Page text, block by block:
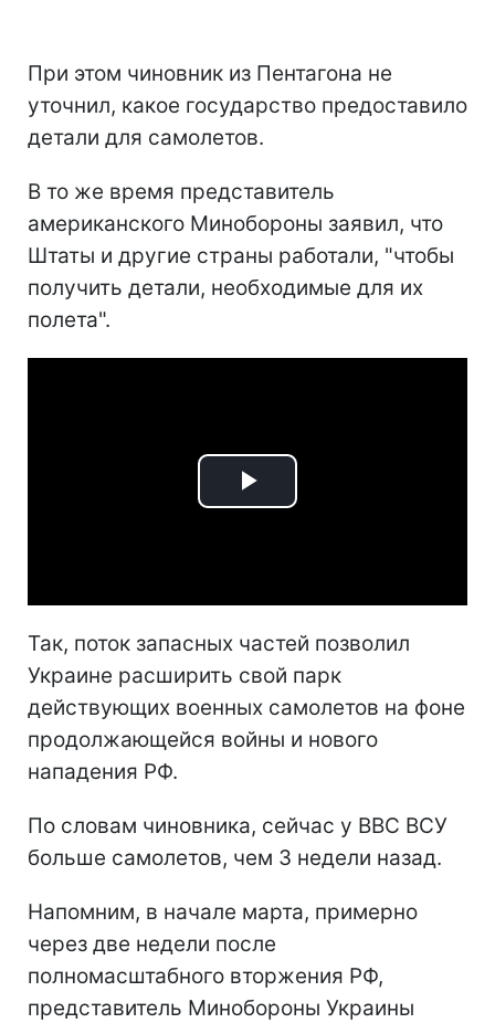
При этом чиновник из Пентагона не
уточнил, какое государство предоставило
детали для самолетов.
В то же время представитель
американского Минобороны заявил, что
Штаты и другие страны работали, "чтобы
получить детали, необходимые для их
полета".
Play
Так, поток запасных частей позволил
Украине расширить свой парк
действующих военных самолетов на фоне
продолжающейся войны и нового
нападения РФ.
По словам чиновника, сейчас у ВВС ВСУ
больше самолетов, чем 3 недели назад.
Напомним, в начале марта, примерно
через две недели после
полномасштабного вторжения РФ,
представитель Минобороны Украины